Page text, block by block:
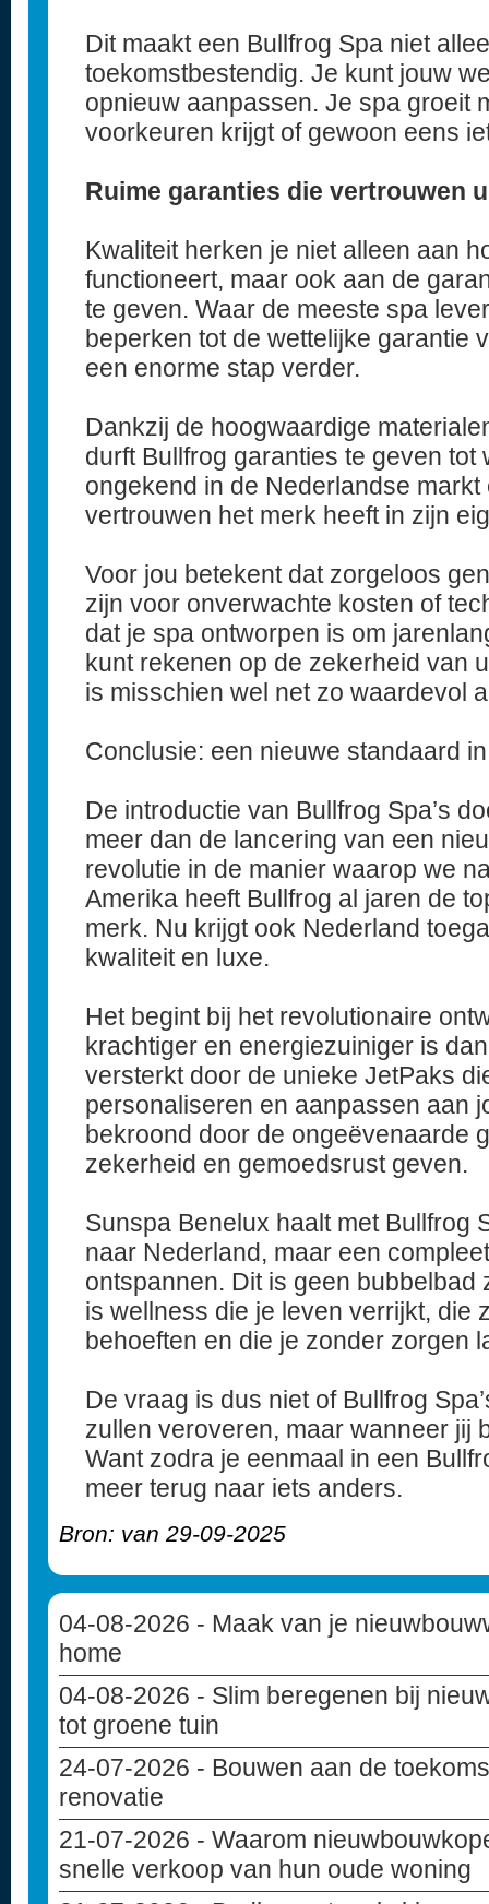
Dit maakt een Bullfrog Spa niet
toekomstbestendig. Je kunt jouw
opnieuw aanpassen. Je spa groeit
voorkeuren krijgt of gewoon eens
Ruime garanties die vertrouwen
Kwaliteit herken je niet alleen aan
functioneert, maar ook aan de
te geven. Waar de meeste spa
beperken tot de wettelijke garantie
een enorme stap verder.
Dankzij de hoogwaardige
durft Bullfrog garanties te geven tot
ongekend in de Nederlandse
vertrouwen het merk heeft in zijn
Voor jou betekent dat zorgeloos
zijn voor onverwachte kosten of
dat je spa ontworpen is om
kunt rekenen op de zekerheid van
is misschien wel net zo waardevol
Conclusie: een nieuwe standaard
De introductie van Bullfrog Spa’s
meer dan de lancering van een
revolutie in de manier waarop we
Amerika heeft Bullfrog al jaren de
merk. Nu krijgt ook Nederland
kwaliteit en luxe.
Het begint bij het revolutionaire
krachtiger en energiezuiniger is
versterkt door de unieke JetPaks
personaliseren en aanpassen aan
bekroond door de ongeëvenaarde
zekerheid en gemoedsrust geven.
Sunspa Benelux haalt met Bullfrog
naar Nederland, maar een
ontspannen. Dit is geen bubbelbad
is wellness die je leven verrijkt, die
behoeften en die je zonder zorgen
De vraag is dus niet of Bullfrog
zullen veroveren, maar wanneer jij
Want zodra je eenmaal in een
meer terug naar iets anders.
Bron: van 29-09-2025
04-08-2026 - Maak van je
home
04-08-2026 - Slim beregenen bij
tot groene tuin
24-07-2026 - Bouwen aan de
renovatie
21-07-2026 - Waarom
snelle verkoop van hun oude woning